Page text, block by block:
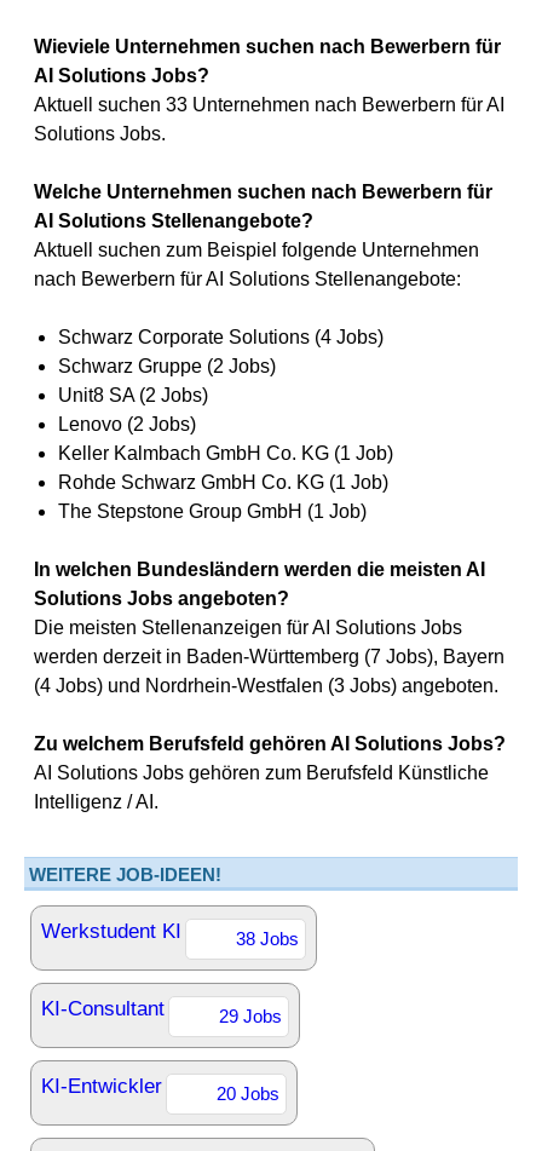
Wieviele Unternehmen suchen nach Bewerbern für
AI Solutions Jobs?
Aktuell suchen 33 Unternehmen nach Bewerbern für AI
Solutions Jobs.
Welche Unternehmen suchen nach Bewerbern für
AI Solutions Stellenangebote?
Aktuell suchen zum Beispiel folgende Unternehmen
nach Bewerbern für AI Solutions Stellenangebote:
Schwarz Corporate Solutions (4 Jobs)
Schwarz Gruppe (2 Jobs)
Unit8 SA (2 Jobs)
Lenovo (2 Jobs)
Keller Kalmbach GmbH Co. KG (1 Job)
Rohde Schwarz GmbH Co. KG (1 Job)
The Stepstone Group GmbH (1 Job)
In welchen Bundesländern werden die meisten AI
Solutions Jobs angeboten?
Die meisten Stellenanzeigen für AI Solutions Jobs
werden derzeit in Baden-Württemberg (7 Jobs), Bayern
(4 Jobs) und Nordrhein-Westfalen (3 Jobs) angeboten.
Zu welchem Berufsfeld gehören AI Solutions Jobs?
AI Solutions Jobs gehören zum Berufsfeld Künstliche
Intelligenz / AI.
WEITERE JOB-IDEEN!
Werkstudent KI 38 Jobs
KI-Consultant 29 Jobs
KI-Entwickler 20 Jobs